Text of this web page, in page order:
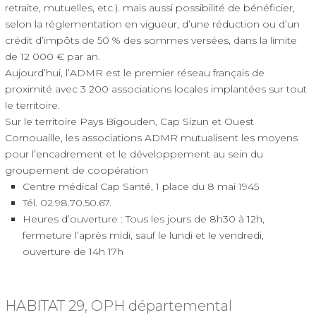
retraite, mutuelles, etc.). mais aussi possibilité de bénéficier,
selon la réglementation en vigueur, d’une réduction ou d’un
crédit d’impôts de 50 % des sommes versées, dans la limite
de 12 000 € par an.
Aujourd’hui, l’ADMR est le premier réseau français de
proximité avec 3 200 associations locales implantées sur tout
le territoire.
Sur le territoire Pays Bigouden, Cap Sizun et Ouest
Cornouaille, les associations ADMR mutualisent les moyens
pour l’encadrement et le développement au sein du
groupement de coopération
Centre médical Cap Santé, 1 place du 8 mai 1945
Tél. 02.98.70.50.67.
Heures d’ouverture : Tous les jours de 8h30 à 12h,
fermeture l’après midi, sauf le lundi et le vendredi,
ouverture de 14h 17h
HABITAT 29, OPH départemental